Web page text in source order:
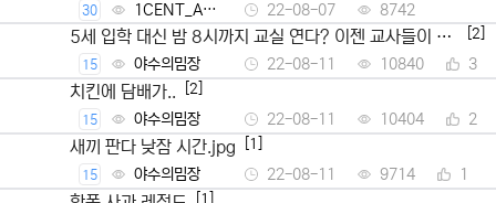
30
1CENT_Ad
min
22-08-07 8742
5세 입학 대신 밤 8시까지 교실 연다? 이젠 교사들이 뿔
났다
[2]
15 야수의밈장 22-08-11 10840 3
치킨에 담배가.. [2]
15 야수의밈장 22-08-11 10404 2
새끼 판다 낮잠 시간.jpg [1]
15 야수의밈장 22-08-11 9714 1
[1]